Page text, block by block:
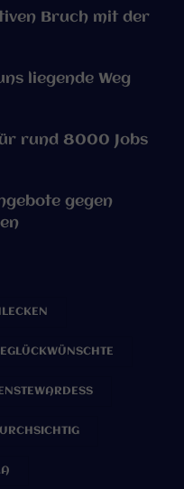
Bruch mit der
liegende Weg
rund 8000 Jobs
gegen